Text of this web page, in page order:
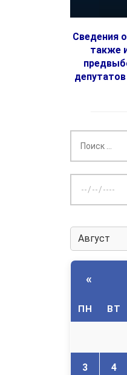
Сведения
также
дату:
«
ПН ВТ
3 4